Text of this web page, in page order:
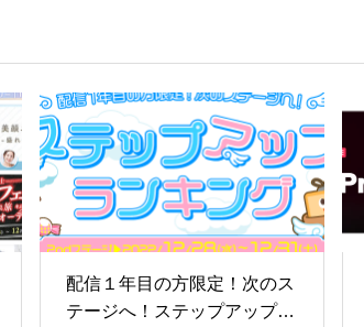
配信１年目の方限定！次のス
テージへ！ステップアップラ